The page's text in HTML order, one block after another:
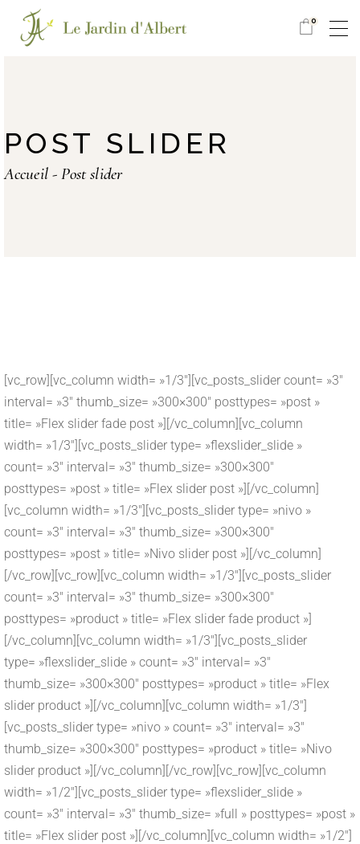
0
POST SLIDER
Accueil Post slider
[vc_row][vc_column width= »1/3″][vc_posts_slider count= »3″
interval= »3″ thumb_size= »300×300″ posttypes= »post »
title= »Flex slider fade post »][/vc_column][vc_column
width= »1/3″][vc_posts_slider type= »flexslider_slide »
count= »3″ interval= »3″ thumb_size= »300×300″
posttypes= »post » title= »Flex slider post »][/vc_column]
[vc_column width= »1/3″][vc_posts_slider type= »nivo »
count= »3″ interval= »3″ thumb_size= »300×300″
posttypes= »post » title= »Nivo slider post »][/vc_column]
[/vc_row][vc_row][vc_column width= »1/3″][vc_posts_slider
count= »3″ interval= »3″ thumb_size= »300×300″
posttypes= »product » title= »Flex slider fade product »]
[/vc_column][vc_column width= »1/3″][vc_posts_slider
type= »flexslider_slide » count= »3″ interval= »3″
thumb_size= »300×300″ posttypes= »product » title= »Flex
slider product »][/vc_column][vc_column width= »1/3″]
[vc_posts_slider type= »nivo » count= »3″ interval= »3″
thumb_size= »300×300″ posttypes= »product » title= »Nivo
slider product »][/vc_column][/vc_row][vc_row][vc_column
width= »1/2″][vc_posts_slider type= »flexslider_slide »
count= »3″ interval= »3″ thumb_size= »full » posttypes= »post »
title= »Flex slider post »][/vc_column][vc_column width= »1/2″]